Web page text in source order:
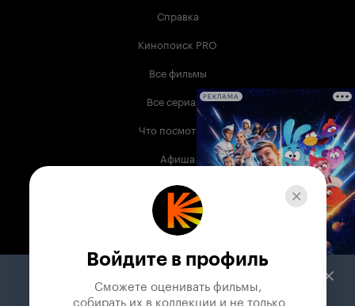
Справка
Кинопоиск PRO
Все фильмы
Все сериалы
Что посмотреть
Афиша
Музыка
Телепрограмма
Служба поддержки
РЕКЛАМА
Войдите в профиль
Сможете оценивать фильмы,
собирать их в коллекции и не только